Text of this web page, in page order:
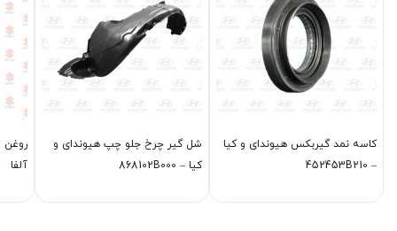
كاسه نمد گیربكس هیوندای و کیا
– 452453B210
شل گير چرخ جلو چپ هیوندای و
کیا – 868102B000
آلفا